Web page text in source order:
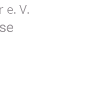
e. V.